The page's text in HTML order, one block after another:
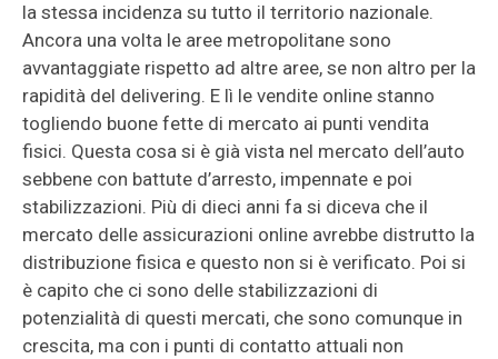
la stessa incidenza su tutto il territorio nazionale.
Ancora una volta le aree metropolitane sono
avvantaggiate rispetto ad altre aree, se non altro per la
rapidità del delivering. E lì le vendite online stanno
togliendo buone fette di mercato ai punti vendita
fisici. Questa cosa si è già vista nel mercato dell’auto
sebbene con battute d’arresto, impennate e poi
stabilizzazioni. Più di dieci anni fa si diceva che il
mercato delle assicurazioni online avrebbe distrutto la
distribuzione fisica e questo non si è verificato. Poi si
è capito che ci sono delle stabilizzazioni di
potenzialità di questi mercati, che sono comunque in
crescita, ma con i punti di contatto attuali non